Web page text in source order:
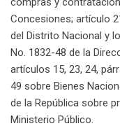
Concesiones; artículo
del Distrito Nacional y
No. 1832-48 de la
artículos 15, 23, 24,
49 sobre Bienes
de la República sobre
Ministerio Público.